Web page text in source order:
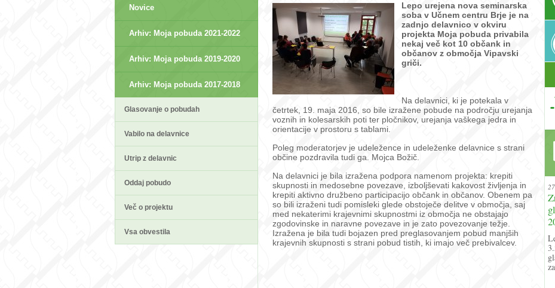
Novice
Arhiv: Moja pobuda 2021-2022
Arhiv: Moja pobuda 2019-2020
Arhiv: Moja pobuda 2017-2018
Glasovanje o pobudah
Vabilo na delavnice
Utrip z delavnic
Oddaj pobudo
Več o projektu
Vsa obvestila
Lepo urejena nova seminarska
soba v Učnem centru Brje je na
zadnjo delavnico v okviru
projekta Moja pobuda privabila
nekaj več kot 10 občank in
občanov z območja Vipavski
griči.
Na delavnici, ki je potekala v
četrtek, 19. maja 2016, so bile izražene pobude na področju urejanja
voznih in kolesarskih poti ter pločnikov, urejanja vaškega jedra in
orientacije v prostoru s tablami.
Poleg moderatorjev je udeležence in udeleženke delavnice s strani
občine pozdravila tudi ga. Mojca Božič.
Na delavnici je bila izražena podpora namenom projekta: krepiti
skupnosti in medosebne povezave, izboljševati kakovost življenja in
krepiti aktivno družbeno participacijo občank in občanov. Obenem pa
so bili izraženi tudi pomisleki glede obstoječe delitve v območja, saj
med nekaterimi krajevnimi skupnostmi iz območja ne obstajajo
zgodovinske in naravne povezave in je zato povezovanje težje.
Izražena je bila tudi bojazen pred preglasovanjem pobud manjših
krajevnih skupnosti s strani pobud tistih, ki imajo več prebivalcev.